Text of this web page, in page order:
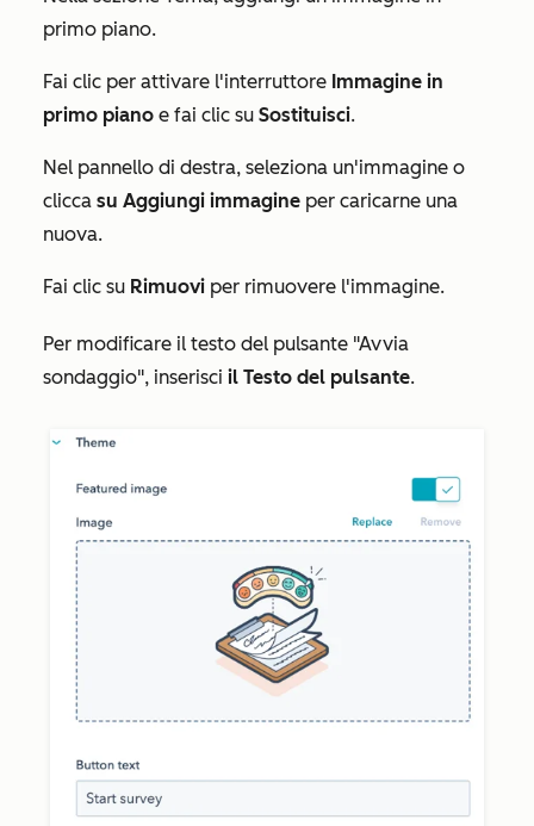
primo piano.
Fai clic per attivare l'interruttore Immagine in
primo piano e fai clic su Sostituisci.
Nel pannello di destra, seleziona un'immagine o
clicca su Aggiungi immagine per caricarne una
nuova.
Fai clic su Rimuovi per rimuovere l'immagine.
Per modificare il testo del pulsante "Avvia
sondaggio", inserisci il Testo del pulsante.